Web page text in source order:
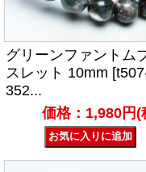
グリーンファントム
スレット 10mm
352...
価格：1,980円(